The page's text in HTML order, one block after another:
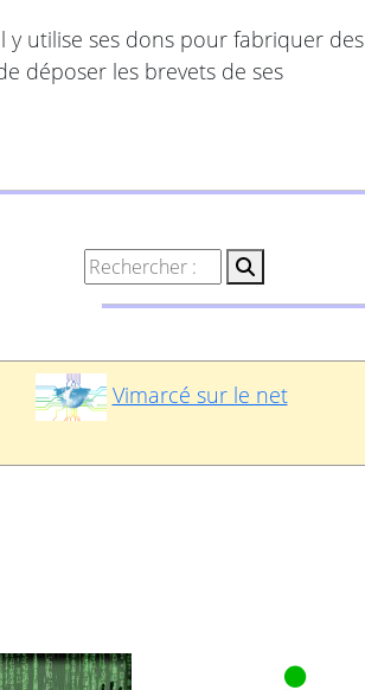
y utilise ses dons pour fabriquer des
déposer les brevets de ses
Vimarcé sur le net